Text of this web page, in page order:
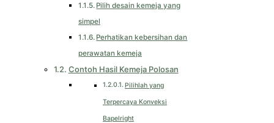
Pilih desain kemeja yang
simpel
Perhatikan kebersihan dan
perawatan kemeja
Contoh Hasil Kemeja Polosan
Pilihlah yang
Terpercaya Konveksi
Bapelright